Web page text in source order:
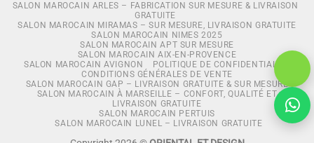
SALON MAROCAIN ARLES – FABRICATION SUR MESURE & LIVRAISON
GRATUITE
SALON MAROCAIN MIRAMAS – SUR MESURE, LIVRAISON GRATUITE
SALON MAROCAIN NIMES 2025
SALON MAROCAIN APT SUR MESURE
SALON MAROCAIN AIX-EN-PROVENCE
SALON MAROCAIN AVIGNON
POLITIQUE DE CONFIDENTIALITÉ
CONDITIONS GÉNÉRALES DE VENTE
SALON MAROCAIN GAP – LIVRAISON GRATUITE & SUR MESURE
SALON MAROCAIN À MARSEILLE – CONFORT, QUALITÉ ET
LIVRAISON GRATUITE
SALON MAROCAIN PERTUIS
SALON MAROCAIN LUNEL – LIVRAISON GRATUITE